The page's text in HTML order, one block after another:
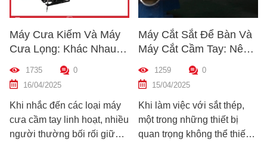
Và Máy
Nhau
Phù Hợp
0
các loại máy
hoạt, nhiều
bối rối giữa
Máy Cắt Sắt Để Bàn Và
Máy Cắt Cầm Tay: Nên
Chọn Loại Nào Phù Hợp
0
Khi làm việc với sắt thép,
một trong những thiết bị
quan trọng không thể thiếu
Cách Kiểm
Chất Lượng
Hướng dẫn
nhanh chất
khoan trước